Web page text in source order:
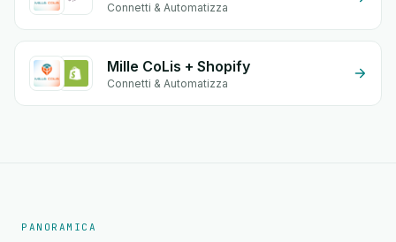
Connetti & Automatizza
Mille CoLis + Shopify
Connetti & Automatizza
PANORAMICA